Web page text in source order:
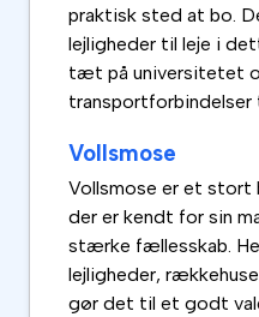
praktisk sted at bo.
lejligheder til leje i
tæt på universitetet
transportforbindelser
Vollsmose
Vollsmose er et stort
der er kendt for sin
stærke fællesskab.
lejligheder,
gør det til et godt